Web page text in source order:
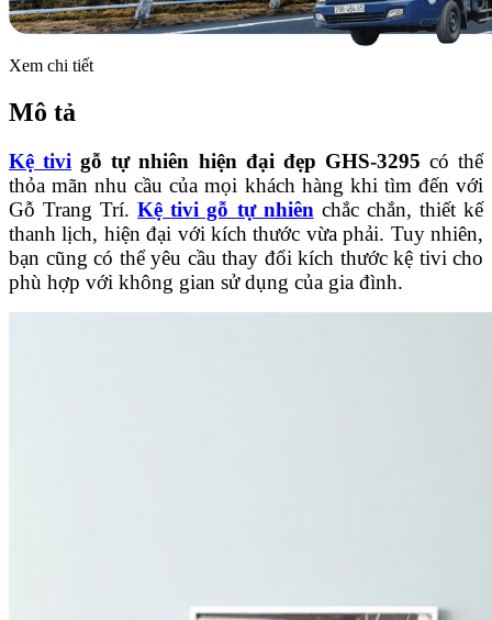
Xem chi tiết
Mô tả
Kệ tivi gỗ tự nhiên hiện đại đẹp GHS-3295 có thể
thỏa mãn nhu cầu của mọi khách hàng khi tìm đến với
Gỗ Trang Trí.Kệ tivi gỗ tự nhiên chắc chắn, thiết kế
thanh lịch, hiện đại với kích thước vừa phải. Tuy nhiên,
bạn cũng có thể yêu cầu thay đổi kích thước kệ tivi cho
phù hợp với không gian sử dụng của gia đình.